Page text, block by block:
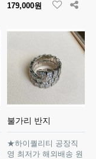
179,000원
불가리 반지
★하이퀄리티 공장직
영 최저가 해외배송 원